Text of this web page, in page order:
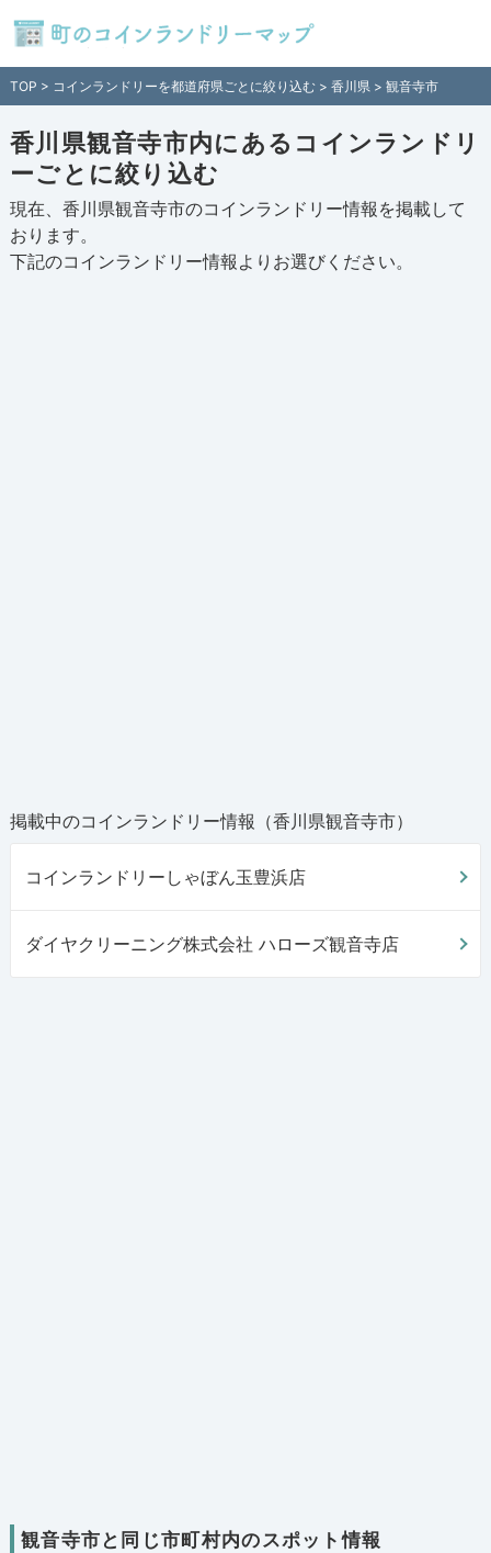
報一覧 - 全国各地のコインランドリーを
住所付きでご紹介！日本全国のコインラ
ンドリー検索サイト「町のコインランド
リーマップ」
TOP > コインランドリーを都道府県ごとに絞り込む> 香川県> 観音寺市
香川県観音寺市内にあるコインランドリ
ーごとに絞り込む
現在、香川県観音寺市のコインランドリー情報を掲載して
おります。
下記のコインランドリー情報 よりお選びください。
掲載中のコインランドリー情報（香川県観音寺市）
コインランドリーしゃぼん玉豊浜店
ダイヤクリーニング株式会社 ハローズ観音寺店
観音寺市と同じ市町村内のスポット情報